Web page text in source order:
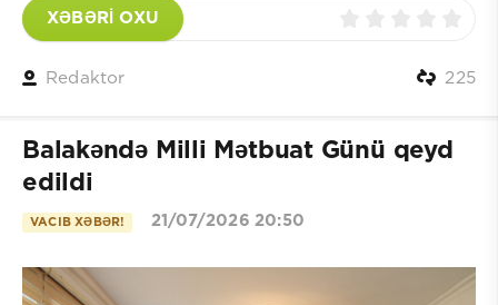
XƏBƏRİ OXU
Redaktor 225
Balakəndə Milli Mətbuat Günü qeyd
edildi
VACIB XƏBƏR! 21/07/2026 20:50